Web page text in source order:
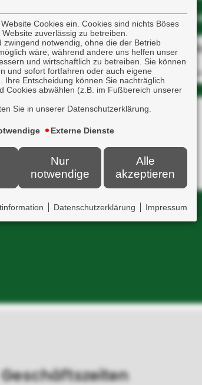
Cookies ein. Cookies sind nichts Böses
zuverlässig zu betreiben.
zwingend notwendig, ohne die der Betrieb
wäre, während andere uns helfen unser
und wirtschaftlich zu betreiben. Sie können
und sofort fortfahren oder auch eigene
Ihre Entscheidung können Sie nachträglich
Cookies abwählen (z.B. im Fußbereich unserer
Sie in unserer Datenschutzerklärung.
Externe Dienste
Nur
notwendige
Alle
akzeptieren
Datenschutzerklärung Impressum
Geschäftszeiten